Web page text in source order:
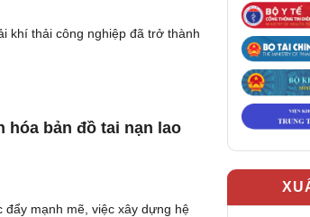
khí thải công nghiệp đã trở thành
hóa bản đồ tai nạn lao
mạnh mẽ, việc xây dựng hệ